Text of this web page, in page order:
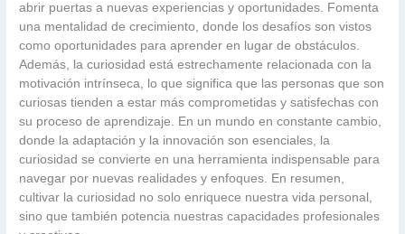
abrir puertas a nuevas experiencias y oportunidades. Fomenta
una mentalidad de crecimiento, donde los desafíos son vistos
como oportunidades para aprender en lugar de obstáculos.
Además, la curiosidad está estrechamente relacionada con la
motivación intrínseca, lo que significa que las personas que son
curiosas tienden a estar más comprometidas y satisfechas con
su proceso de aprendizaje. En un mundo en constante cambio,
donde la adaptación y la innovación son esenciales, la
curiosidad se convierte en una herramienta indispensable para
navegar por nuevas realidades y enfoques. En resumen,
cultivar la curiosidad no solo enriquece nuestra vida personal,
sino que también potencia nuestras capacidades profesionales